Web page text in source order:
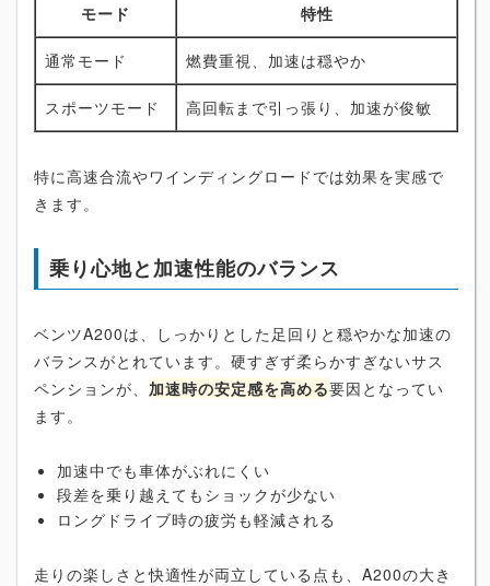
モード 特性
通常モード 燃費重視、加速は穏やか
スポーツモード 高回転まで引っ張り、加速が俊敏
特に高速合流やワインディングロードでは効果を実感で
きます。
乗り心地と加速性能のバランス
ベンツA200は、しっかりとした足回りと穏やかな加速の
バランスがとれています。硬すぎず柔らかすぎないサス
ペンションが、 加速時の安定感を高める要因となってい
ます。
加速中でも車体がぶれにくい
段差を乗り越えてもショックが少ない
ロングドライブ時の疲労も軽減される
走りの楽しさと快適性が両立している点も、A200の大き